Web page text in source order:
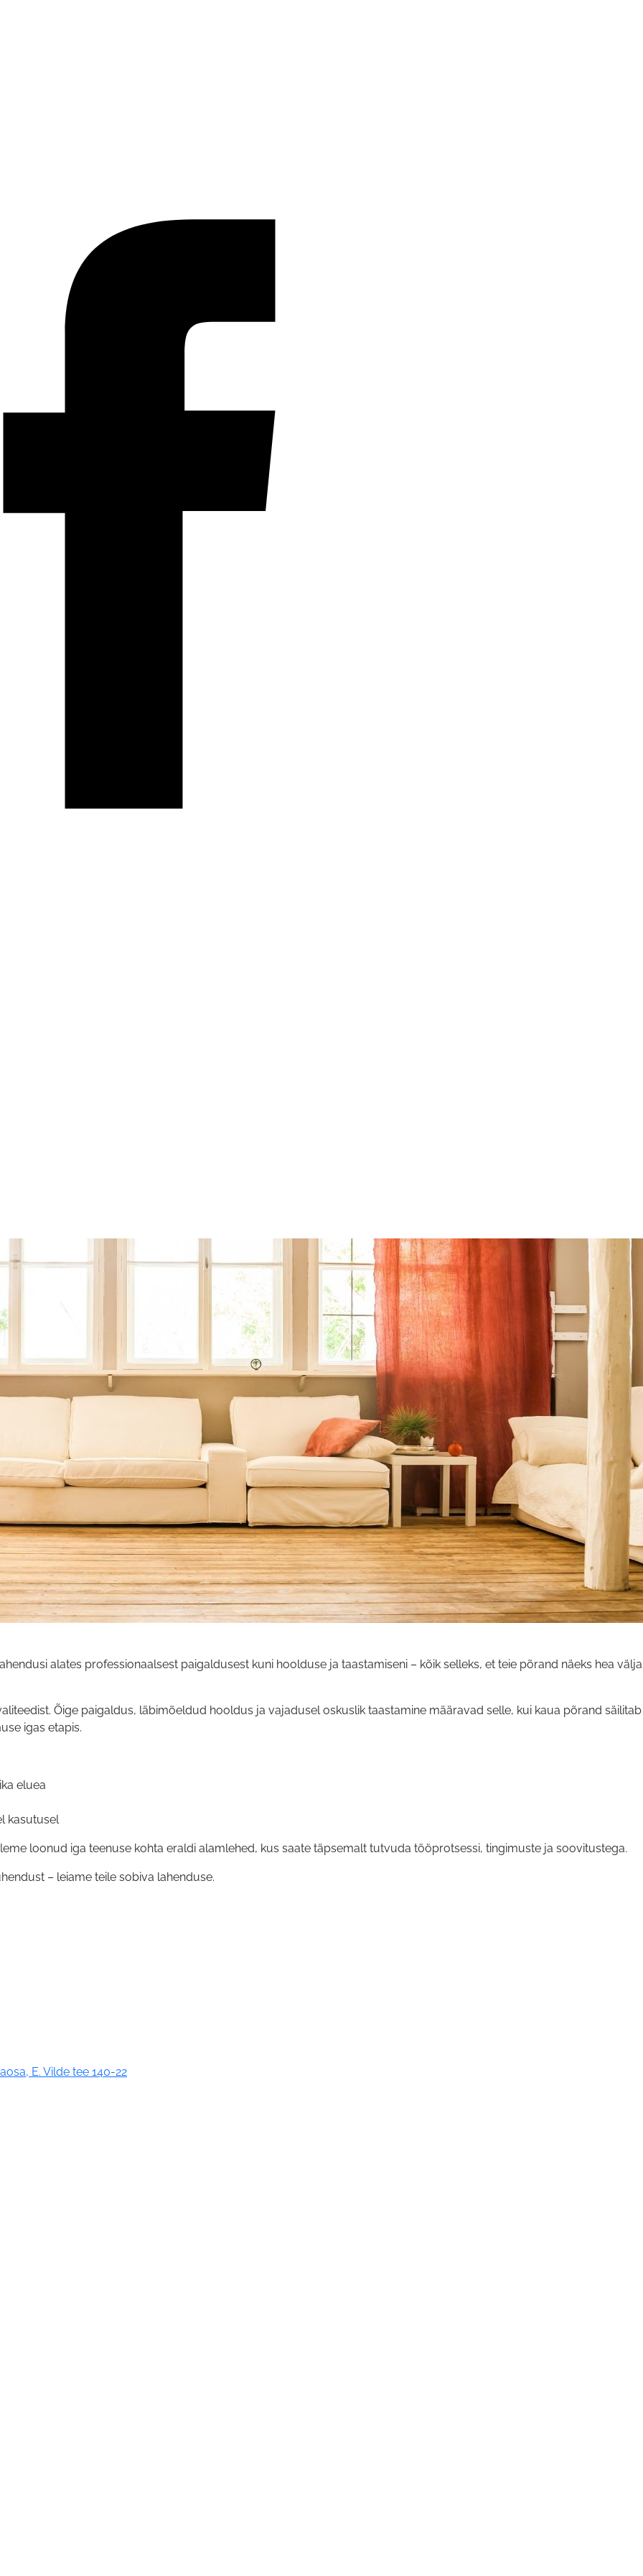
alates professionaalsest paigaldusest kuni hoolduse ja taastamiseni – kõik selleks, et teie põrand näeks hea
Õige paigaldus, läbimõeldud hooldus ja vajadusel oskuslik taastamine määravad selle, kui kaua põrand
igas etapis.
eluea
kasutusel
loonud iga teenuse kohta eraldi alamlehed, kus saate täpsemalt tutvuda tööprotsessi, tingimuste ja soovitustega.
– leiame teile sobiva lahenduse.
E. Vilde tee 140-22